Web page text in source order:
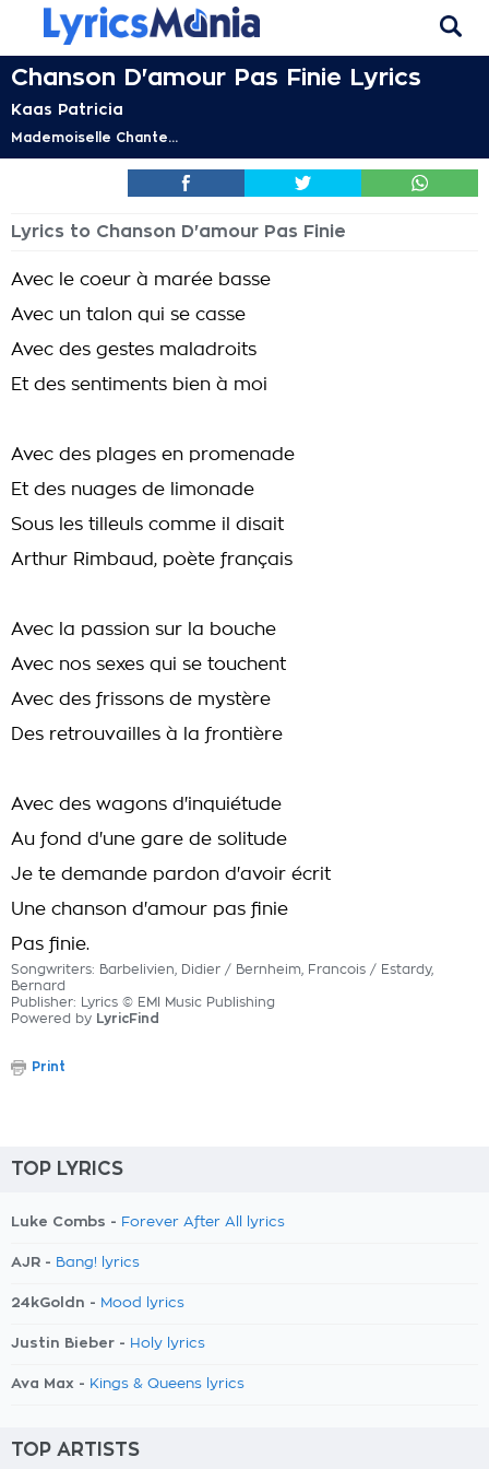
Chanson D'amour Pas Finie Lyrics
Kaas Patricia
Mademoiselle Chante...
Lyrics to Chanson D'amour Pas Finie
Avec le coeur à marée basse
Avec un talon qui se casse
Avec des gestes maladroits
Et des sentiments bien à moi
Avec des plages en promenade
Et des nuages de limonade
Sous les tilleuls comme il disait
Arthur Rimbaud, poète français
Avec la passion sur la bouche
Avec nos sexes qui se touchent
Avec des frissons de mystère
Des retrouvailles à la frontière
Avec des wagons d'inquiétude
Au fond d'une gare de solitude
Je te demande pardon d'avoir écrit
Une chanson d'amour pas finie
Pas finie.
Songwriters: Barbelivien, Didier / Bernheim, Francois / Estardy,
Bernard
Publisher: Lyrics © EMI Music Publishing
Powered by LyricFind
Print
TOP LYRICS
Luke Combs - Forever After All lyrics
AJR - Bang! lyrics
24kGoldn - Mood lyrics
Justin Bieber - Holy lyrics
Ava Max - Kings & Queens lyrics
TOP ARTISTS